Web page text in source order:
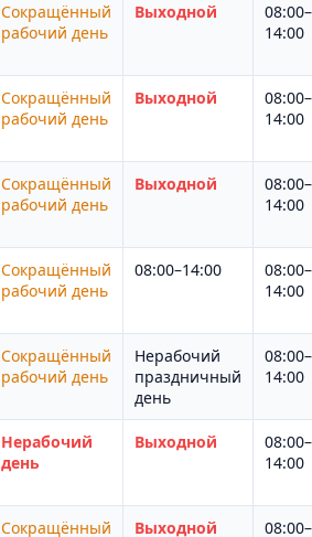
Сокращённый
рабочий день
Выходной
08:00–
14:00
Сокращённый
рабочий день
Выходной
08:00–
14:00
Сокращённый
рабочий день
Выходной
08:00–
14:00
Сокращённый
рабочий день
08:00–14:00
08:00–
14:00
Сокращённый
рабочий день
Нерабочий
праздничный
день
08:00–
14:00
Нерабочий
день
Выходной
08:00–
14:00
Сокращённый Выходной 08:00–